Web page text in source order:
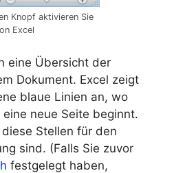
Knopf aktivieren Sie
Excel
eine Übersicht der
Dokument. Excel zeigt
blaue Linien an, wo
neue Seite beginnt.
Stellen für den
sind. (Falls Sie zuvor
festgelegt haben,